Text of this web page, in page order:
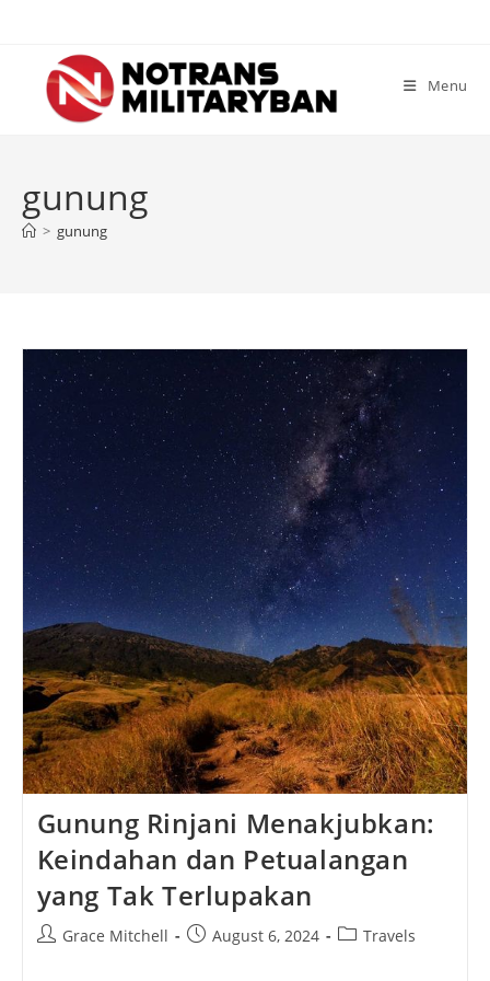
content
Menu
gunung
> gunung
Gunung Rinjani Menakjubkan:
Keindahan dan Petualangan
yang Tak Terlupakan
PostGrace Mitchell
PostAugust 6, 2024
PostTravels